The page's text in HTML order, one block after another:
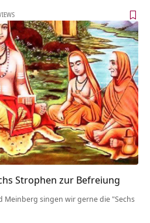
Strophen zur Befreiung
Meinberg singen wir gerne die "Sechs